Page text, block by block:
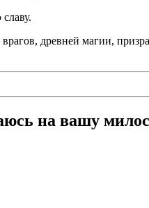
древней магии,
на вашу